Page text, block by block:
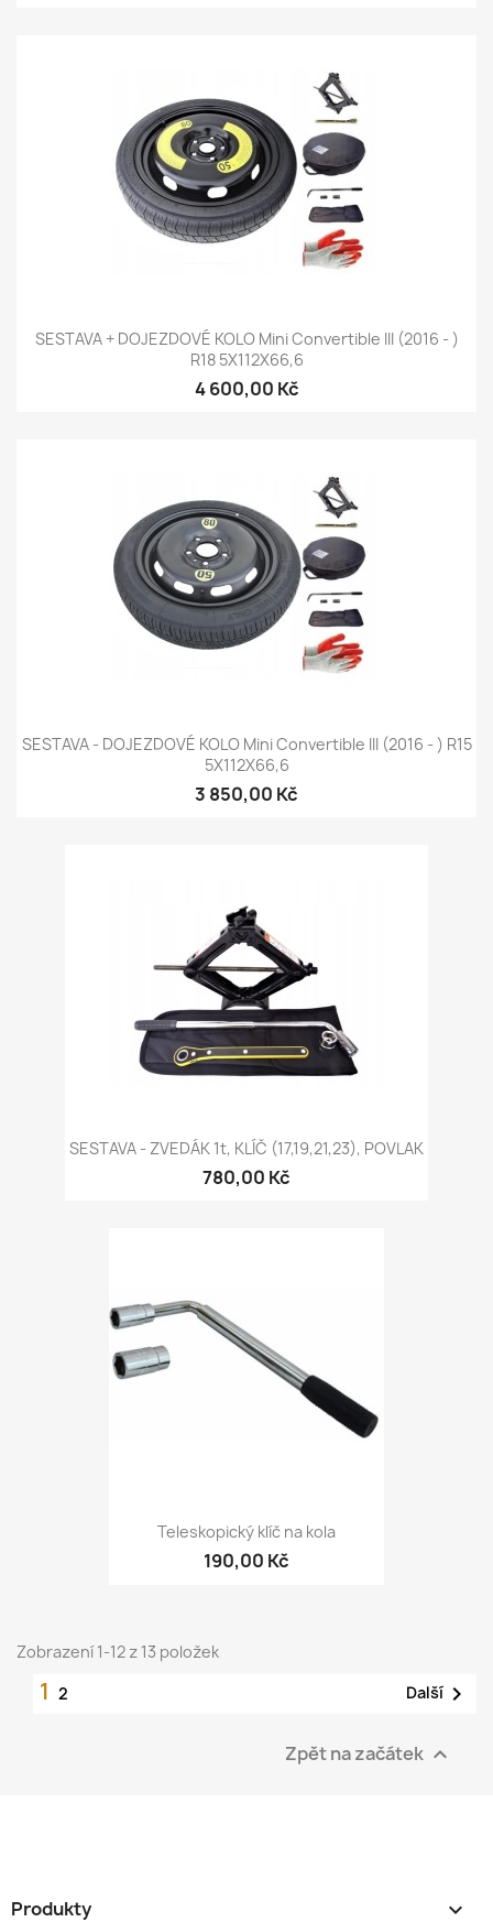
SESTAVA + DOJEZDOVÉ KOLO Mini Convertible III (2016 - )
R18 5X112X66,6
4 600,00 Kč
SESTAVA - DOJEZDOVÉ KOLO Mini Convertible III (2016 - ) R15
5X112X66,6
3 850,00 Kč
SESTAVA - ZVEDÁK 1t, KLÍČ (17,19,21,23), POVLAK
780,00 Kč
Teleskopický klíč na kola
190,00 Kč
Zobrazení 1-12 z 13 položek
1 2 Další 
Zpět na začátek 
Produkty 